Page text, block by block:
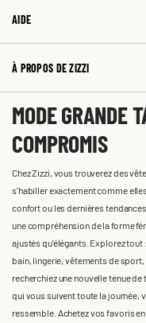
AIDE
À PROPOS DE ZIZZI
MODE GRANDE
COMPROMIS
Chez Zizzi, vous trouverez des
s'habiller exactement comme
confort ou les dernières
une compréhension de la forme
ajustés qu'élégants. Explorez
bain, lingerie, vêtements de
recherchiez une nouvelle tenue
qui vous suivent toute la journée,
ressemble. Achetez vos favoris